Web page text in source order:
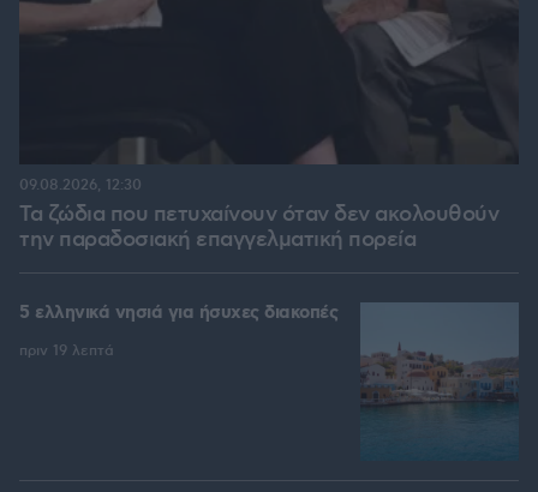
Τα ζώδια που πετυχαίνουν όταν δεν ακολουθούν
την παραδοσιακή επαγγελματική πορεία
09.08.2026, 12:30
5 ελληνικά νησιά για ήσυχες διακοπές
πριν 19 λεπτά